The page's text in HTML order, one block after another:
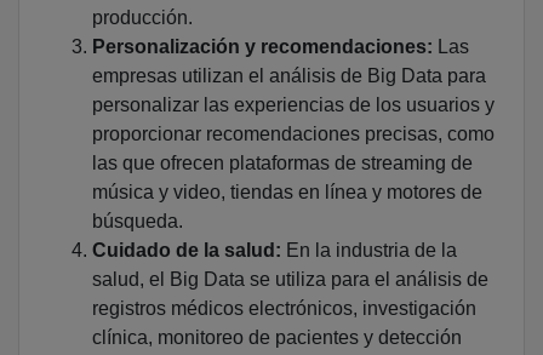
producción.
Personalización y recomendaciones: Las
empresas utilizan el análisis de Big Data para
personalizar las experiencias de los usuarios y
proporcionar recomendaciones precisas, como
las que ofrecen plataformas de streaming de
música y video, tiendas en línea y motores de
búsqueda.
Cuidado de la salud: En la industria de la
salud, el Big Data se utiliza para el análisis de
registros médicos electrónicos, investigación
clínica, monitoreo de pacientes y detección